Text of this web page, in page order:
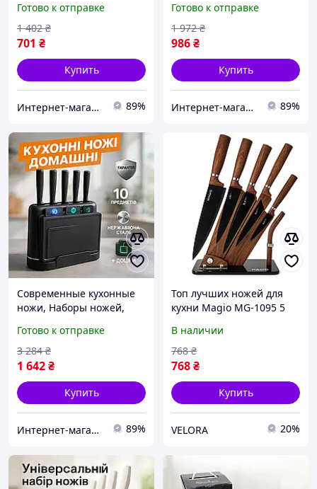
хороших качественных
кухонных HK-56
Готово к отправке
701 ₴
1 402 ₴
Купить
Интернет-магазин 1001USEfulness 89%
Професиональный
кухонный набор ножей,
Стальные кухонные ножи
SU-43
Готово к отправке
986₴
1 972 ₴
Купить
Интернет-магазин 1001USEfulness 89%
Современные кухонные
ножи, Наборы ножей,
готовки, Кухонный нож
универсальный AW-91
Готово к отправке
1 642₴
3 284 ₴
Купить
Интернет-магазин 1001USEfulness 89%
Топ лучших ножей для
кухни Magio MG-1095 5
нож из нержавеющей
стали металлический GI-
68 KLB
В наличии
768₴
768 ₴
Купить
VELORA 20%